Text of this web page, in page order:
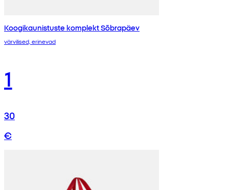
Koogikaunistuste komplekt Sõbrapäev
värvilised, erinevad
1
30
€